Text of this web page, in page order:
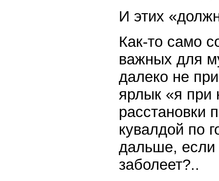
И этих
Как-то само
важных для
далеко не
ярлык «я при
расстановки
кувалдой по
дальше, если
заболеет?..